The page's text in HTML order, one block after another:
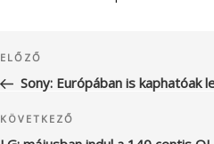
navigáció
Korábbi
bejegyzés
ELŐZŐ
Sony: Európában is kaphatóak
Következő
bejegyzés
KÖVETKEZŐ